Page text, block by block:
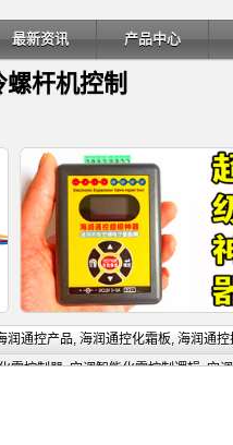
最新资讯 产品中心
杆机控制
润通控产品, 海润通控化霜板, 海润通控
霜控制器,空调智能化霜控制逻辑,空